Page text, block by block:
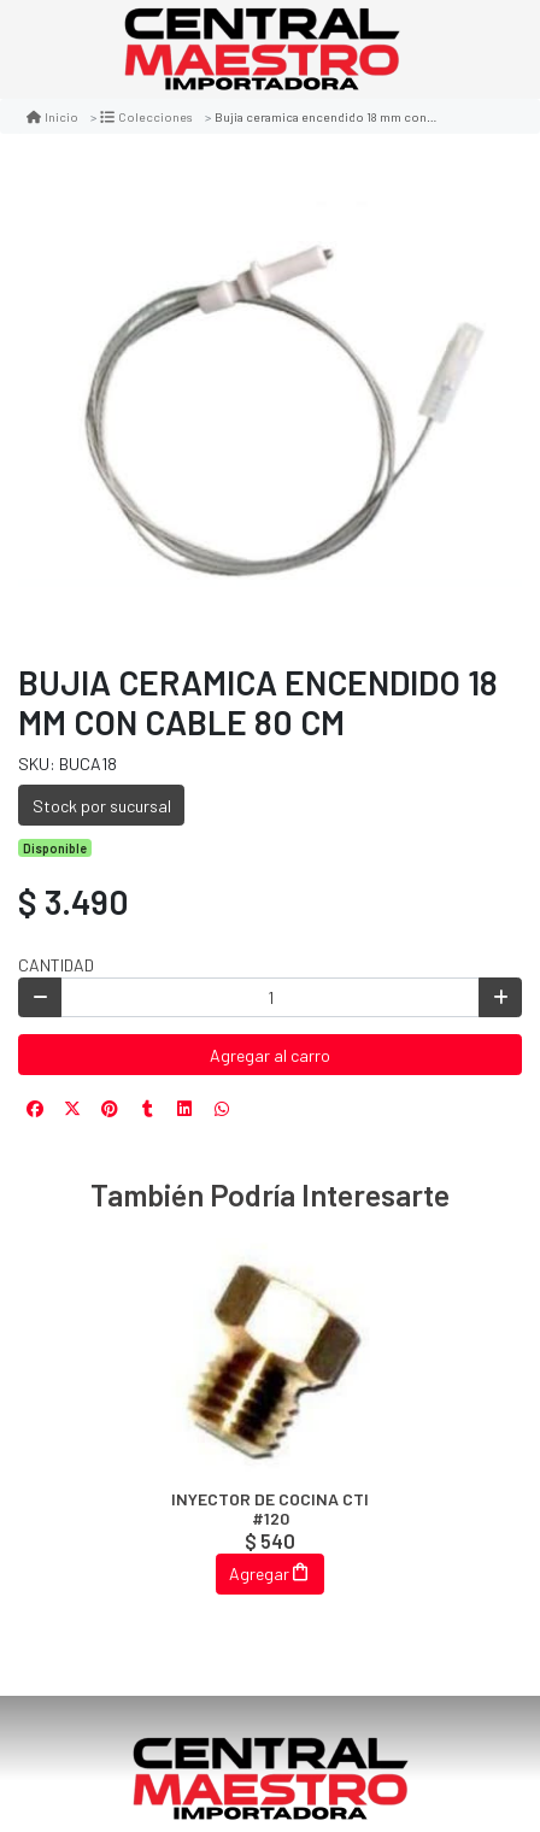
Inicio Colecciones Bujia ceramica encendido 18 mm con cable 80 cm
BUJIA CERAMICA ENCENDIDO 18
MM CON CABLE 80 CM
SKU: BUCA18
Stock por sucursal
Disponible
$ 3.490
CANTIDAD
Agregar al carro
También Podría Interesarte
INYECTOR DE COCINA CTI
#120
$ 540
Agregar